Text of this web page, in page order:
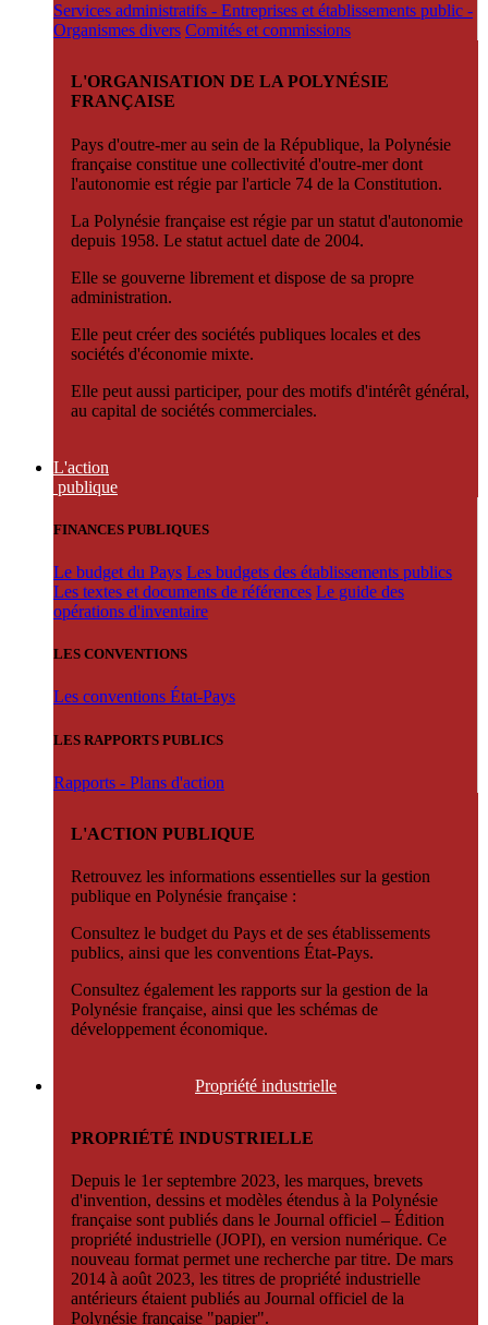
Services administratifs - Entreprises et établissements public -
Organismes divers Comités et commissions
L'ORGANISATION DE LA POLYNÉSIE
FRANÇAISE
Pays d'outre-mer au sein de la République, la Polynésie
française constitue une collectivité d'outre-mer dont
l'autonomie est régie par l'article 74 de la Constitution.
La Polynésie française est régie par un statut d'autonomie
depuis 1958. Le statut actuel date de 2004.
Elle se gouverne librement et dispose de sa propre
administration.
Elle peut créer des sociétés publiques locales et des
sociétés d'économie mixte.
Elle peut aussi participer, pour des motifs d'intérêt général,
au capital de sociétés commerciales.
L'action
publique
FINANCES PUBLIQUES
Le budget du Pays Les budgets des établissements publics
Les textes et documents de références Le guide des
opérations d'inventaire
LES CONVENTIONS
Les conventions État-Pays
LES RAPPORTS PUBLICS
Rapports - Plans d'action
L'ACTION PUBLIQUE
Retrouvez les informations essentielles sur la gestion
publique en Polynésie française :
Consultez le budget du Pays et de ses établissements
publics, ainsi que les conventions État-Pays.
Consultez également les rapports sur la gestion de la
Polynésie française, ainsi que les schémas de
développement économique.
Propriété industrielle
PROPRIÉTÉ INDUSTRIELLE
Depuis le 1er septembre 2023, les marques, brevets
d'invention, dessins et modèles étendus à la Polynésie
française sont publiés dans le Journal officiel – Édition
propriété industrielle (JOPI), en version numérique. Ce
nouveau format permet une recherche par titre. De mars
2014 à août 2023, les titres de propriété industrielle
antérieurs étaient publiés au Journal officiel de la
Polynésie française "papier".